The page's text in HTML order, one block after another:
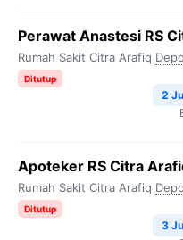
Perawat Anastesi RS
Rumah Sakit Citra Arafiq
Ditutup
2
Apoteker RS Citra
Rumah Sakit Citra Arafiq
Ditutup
3